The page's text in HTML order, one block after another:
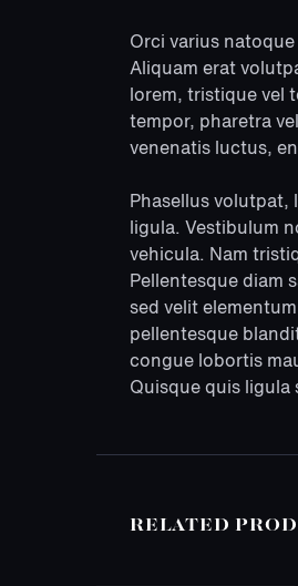
Orci varius
Aliquam erat
lorem, tristique vel
tempor, pharetra
venenatis luctus,
Phasellus
ligula. Vestibulum
vehicula. Nam
Pellentesque diam
sed velit
pellentesque
congue lobortis
Quisque quis ligula
RELATED